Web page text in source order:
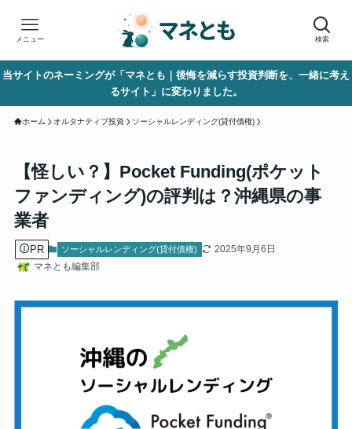
検索
メニュー
当サイトのネーミングが「マネとも｜後悔を減らす投資判断を、一緒に考え
るサイト」に変わりました。
ホーム オルタナティブ投資 ソーシャルレンディング(貸付債権)
【怪しい？】Pocket Funding(ポケット
ファンディング)の評判は？沖縄県の事
業者
PR ソーシャルレンディング(貸付債権)
2025年9月6日
マネとも編集部